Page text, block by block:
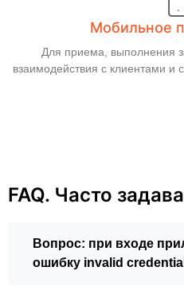
Мобильное
Для приема, выполнения
взаимодействия с клиентами и
FAQ. Часто
Вопрос: при входе
ошибку invalid